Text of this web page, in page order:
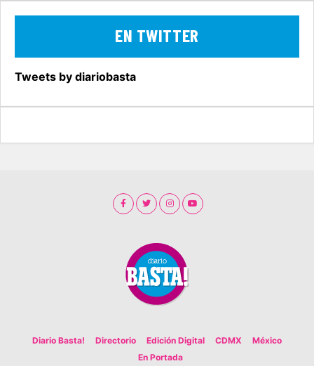
EN TWITTER
Tweets by diariobasta
Diario Basta! Directorio Edición Digital CDMX
México
En Portada